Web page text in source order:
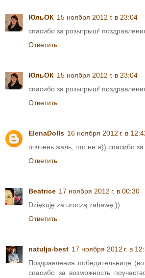
ЮльОК 15 ноября 2012 г. в 23:04
спасибо за розыгрыш!
Ответить
ЮльОК 15 ноября 2012 г. в 23:04
спасибо за розыгрыш!
Ответить
ElenaDolls 16 ноября 2012 г. в
очччень жаль, что не я)) спасибо
Ответить
Beatrice 17 ноября 2012 г. в 00:30
Dziękuję za uroczą zabawę:))
Ответить
natulja-best 17 ноября 2012 г. в
Поздравления победительнице
спасибо за возможность